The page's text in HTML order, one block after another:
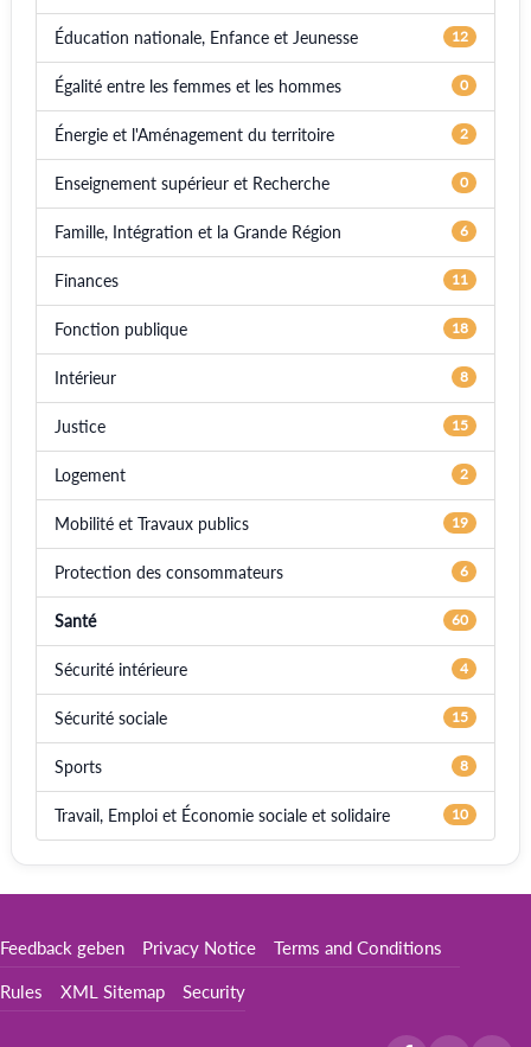
Éducation nationale, Enfance et Jeunesse 12
Égalité entre les femmes et les hommes 0
Énergie et l'Aménagement du territoire 2
Enseignement supérieur et Recherche 0
Famille, Intégration et la Grande Région 6
Finances 11
Fonction publique 18
Intérieur 8
Justice 15
Logement 2
Mobilité et Travaux publics 19
Protection des consommateurs 6
Santé 60
Sécurité intérieure 4
Sécurité sociale 15
Sports 8
Travail, Emploi et Économie sociale et solidaire 10
Feedback geben Privacy Notice Terms and Conditions
Rules XML Sitemap Security